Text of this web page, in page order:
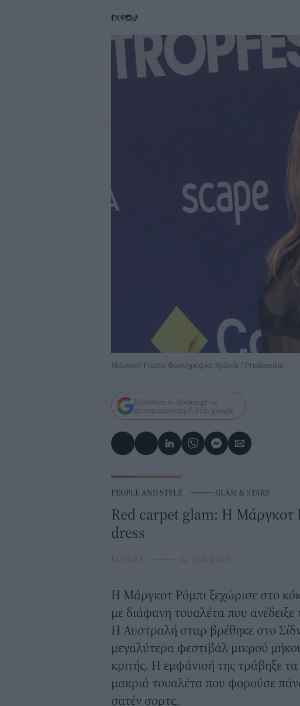
Μάργκοτ Ρόμπι/ Φωτογραφία: Splash / Profimedia
Πρόσθεσε το Bovary.gr ως
προτιμώμενη πηγή στην google
PEOPLE AND STYLE ⸻ GLAM & STARS
Red carpet glam: Η Μάργκοτ
dress
BOVARY ⸻ 22 FEB 2026
Η Μάργκοτ Ρόμπι ξεχώρισε στο
με διάφανη τουαλέτα που ανέδειξε
Η Αυστραλή σταρ βρέθηκε στο
μεγαλύτερα φεστιβάλ μικρού
κριτής. Η εμφάνισή της τράβηξε
μακριά τουαλέτα που φορούσε
σατέν σορτς.